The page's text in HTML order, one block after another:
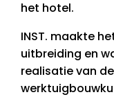
het hotel.
INST. maakte
uitbreiding en
realisatie van